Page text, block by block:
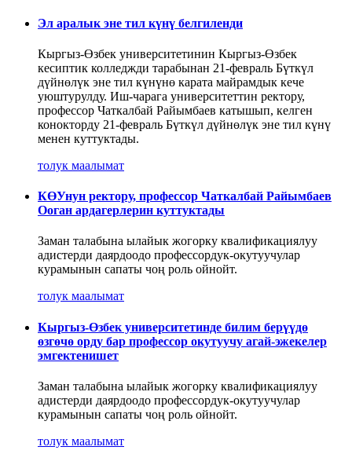
Эл аралык эне тил күнү белгиленди
Кыргыз-Өзбек университетинин Кыргыз-Өзбек
кесиптик колледжди тарабынан 21-февраль Бүткүл
дүйнөлүк эне тил күнүнө карата майрамдык кече
уюштурулду. Иш-чарага университеттин ректору,
профессор Чаткалбай Райымбаев катышып, келген
конокторду 21-февраль Бүткүл дүйнөлүк эне тил күнү
менен куттуктады.
толук маалымат
КӨУнун ректору, профессор Чаткалбай Райымбаев
Ооган ардагерлерин куттуктады
Заман талабына ылайык жогорку квалификациялуу
адистерди даярдоодо профессордук-окутуучулар
курамынын сапаты чоң роль ойнойт.
толук маалымат
Кыргыз-Өзбек университетинде билим берүүдө
өзгөчө орду бар профессор окутуучу агай-эжекелер
эмгектенишет
Заман талабына ылайык жогорку квалификациялуу
адистерди даярдоодо профессордук-окутуучулар
курамынын сапаты чоң роль ойнойт.
толук маалымат